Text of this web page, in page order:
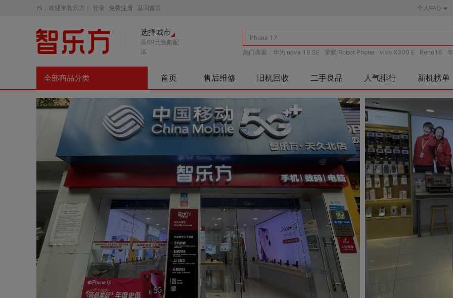
Hi，欢迎来智乐方！ 登录 免费注册 返回首页 个人中心
选择城市
满69元免邮配
送
热门搜索： 华为 nova 16 SE 荣耀 Robot Phone vivo X300 E Reno16
全部商品分类 首页 售后维修 旧机回收 二手良品 人气排行 新机榜单